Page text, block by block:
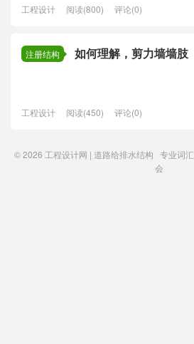
工程设计 阅读(800) 评论(0)
注册结构 如何理解，剪力墙墙肢
工程设计 阅读(450) 评论(0)
© 2026 工程设计网 | 道路给排水结构 专业词汇
会